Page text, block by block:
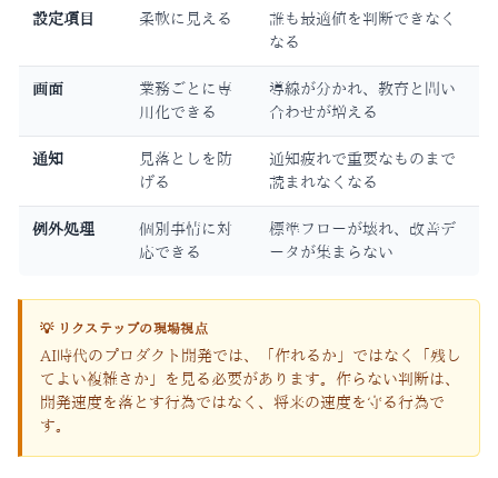
設定項目 柔軟に見える
誰も最適値を判断できなく
なる
画面
業務ごとに専
用化できる
導線が分かれ、教育と問い
合わせが増える
通知
見落としを防
げる
通知疲れで重要なものまで
読まれなくなる
例外処理
個別事情に対
応できる
標準フローが壊れ、改善デ
ータが集まらない
💡 リクステップの現場視点
AI時代のプロダクト開発では、「作れるか」ではなく「残し
てよい複雑さか」を見る必要があります。作らない判断は、
開発速度を落とす行為ではなく、将来の速度を守る行為で
す。